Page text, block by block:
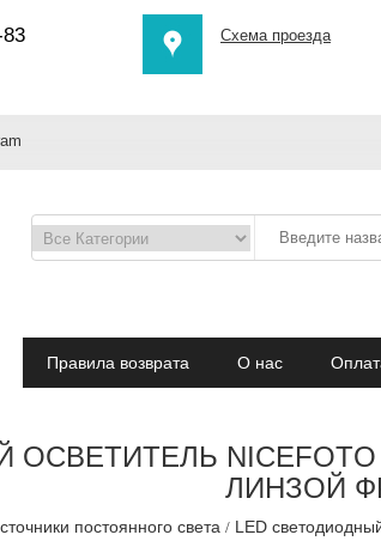
Схема проезда
Правила возврата О нас
NICEFOTO
ЛИНЗОЙ
постоянного света LED